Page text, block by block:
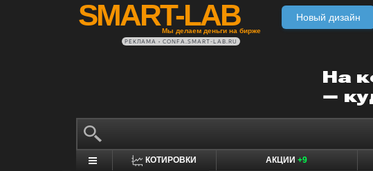
SMART-LAB
Мы делаем деньги на бирже
Новый дизайн
РЕКЛАМА • CONFA.SMART-LAB.RU
КОТИРОВКИ АКЦИИ +9